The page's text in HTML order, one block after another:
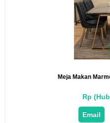
Meja Makan
Rp
Email